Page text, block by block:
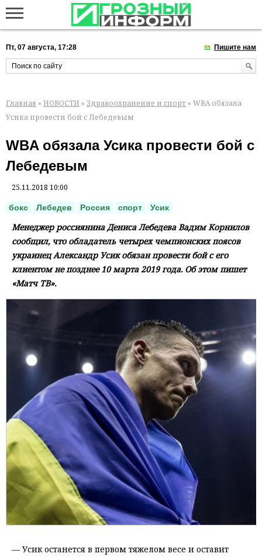
Пт, 07 августа, 17:28 Пишите нам
Главная » НОВОСТИ » Здравоохранение и спорт » WBA обязала
Усика провести бой с Лебедевым
WBA обязала Усика провести бой с
Лебедевым
25.11.2018 10:00
бокс Лебедев Россия спорт Усик
Менеджер россиянина Дениса Лебедева Вадим Корнилов
сообщил, что обладатель четырех чемпионских поясов
украинец Александр Усик обязан провести бой с его
клиентом не позднее 10 марта 2019 года. Об этом пишет
«Матч ТВ».
— Усик останется в первом тяжелом весе и оставит